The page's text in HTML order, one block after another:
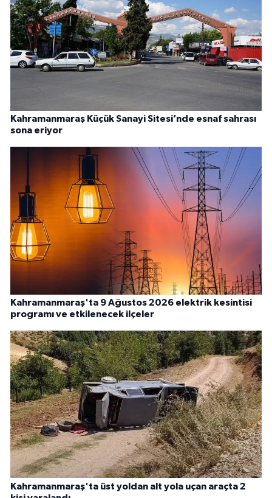
Kahramanmaraş Küçük Sanayi Sitesi’nde esnaf sahrası
sona eriyor
Kahramanmaraş'ta 9 Ağustos 2026 elektrik kesintisi
programı ve etkilenecek ilçeler
Kahramanmaraş'ta üst yoldan alt yola uçan araçta 2